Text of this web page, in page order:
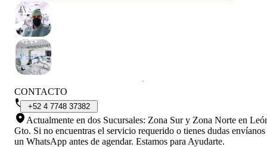
CONTACTO
+52 4 7748 37382
Actualmente en dos Sucursales: Zona Sur y Zona Norte en
Gto. Si no encuentras el servicio requerido o tienes dudas envíanos
un WhatsApp antes de agendar. Estamos para Ayudarte.